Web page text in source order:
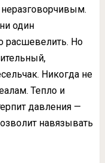
неразговорчивым.
один
расшевелить. Но
Никогда не
Тепло и
давления —
навязывать